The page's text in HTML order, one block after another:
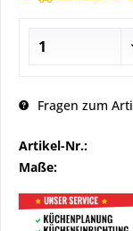
Fragen zum
Artikel-Nr.:
Maße: